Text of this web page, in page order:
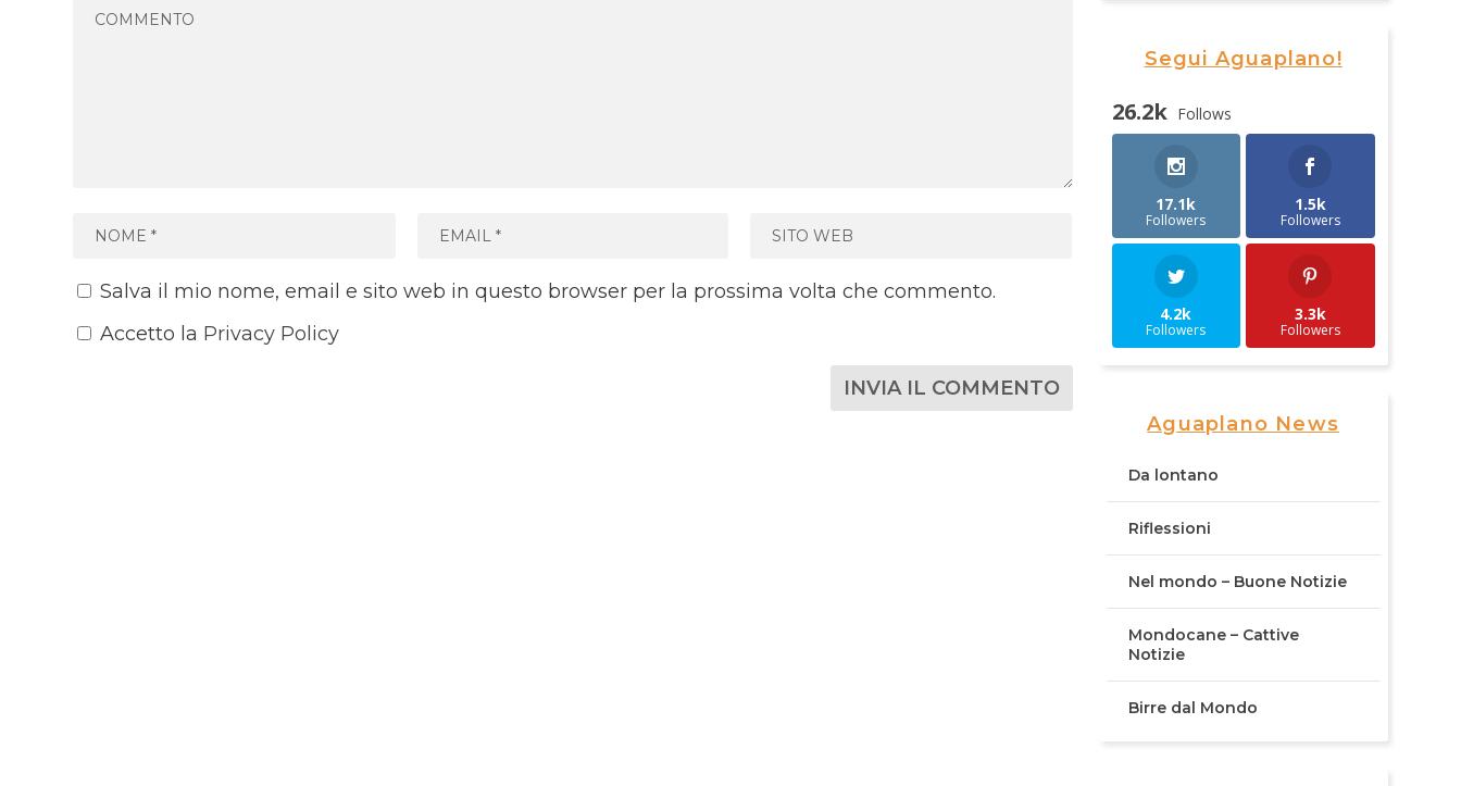
Salva il mio nome, email e sito web in questo browser per la prossima volta che commento.
Accetto la Privacy Policy
Segui Aguaplano!
26.2k Follows
17.1k
Followers
1.5k
Followers
4.2k
Followers
3.3k
Followers
Aguaplano News
Da lontano
Riflessioni
Nel mondo – Buone Notizie
Mondocane – Cattive
Notizie
Birre dal Mondo